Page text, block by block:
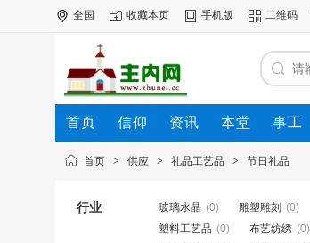
全国 收藏本页 手机版 二维码
首页 信仰 资讯 本堂 事工
公司 动态 人才 知道 专题
首页 > 供应 > 礼品工艺品 > 节日礼品
行业 玻璃水晶 (0) 雕塑雕刻 (0)
塑料工艺品 (0) 布艺纺绣 (0)